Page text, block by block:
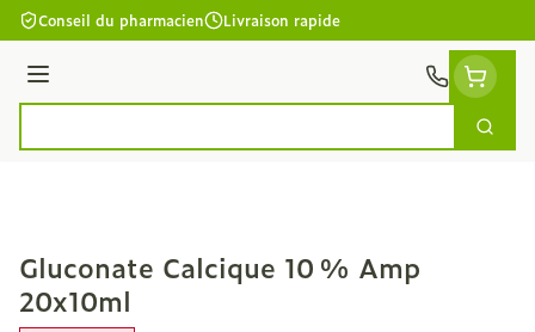
Aller au contenu
Conseil du pharmacien Livraison rapide
Menu
Gluconate Calcique 10 % Amp
20x10ml